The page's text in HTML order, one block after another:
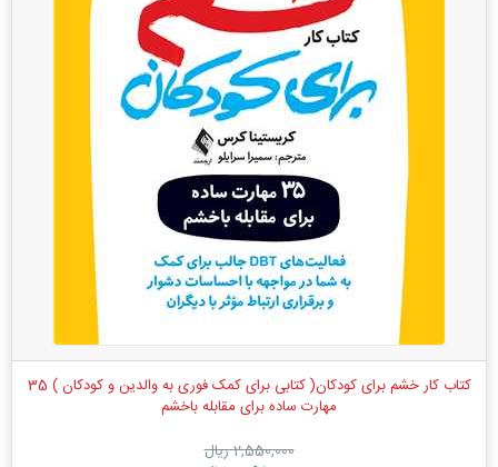
کتاب کار خشم برای کودکان( کتابی برای کمک فوری به والدین و کودکان ) 35
مهارت ساده برای مقابله باخشم
2,550,000 ریال